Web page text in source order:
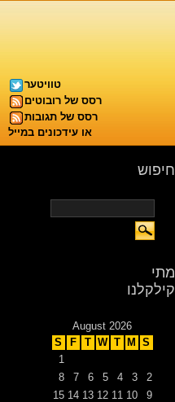
טוויטער
רסס של רובוטים
רסס של תגובות
או עידכונים במייל
חיפוש
מתי
קילקלנו
August 2026
S
M
T
W
T
F
S
1
2
3
4
5
6
7
8
9
10
11
12
13
14
15